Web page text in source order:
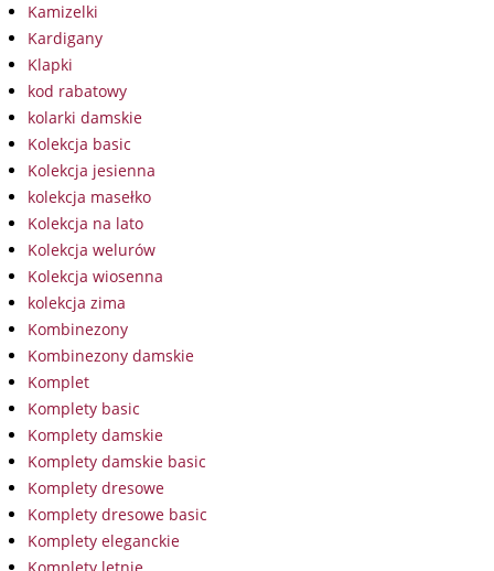
Kamizelki
Kardigany
Klapki
kod rabatowy
kolarki damskie
Kolekcja basic
Kolekcja jesienna
kolekcja masełko
Kolekcja na lato
Kolekcja welurów
Kolekcja wiosenna
kolekcja zima
Kombinezony
Kombinezony damskie
Komplet
Komplety basic
Komplety damskie
Komplety damskie basic
Komplety dresowe
Komplety dresowe basic
Komplety eleganckie